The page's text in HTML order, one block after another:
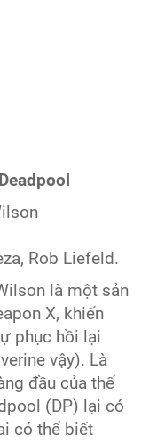
Rob Liefeld.
là một sản
X, khiến
phục hồi lại
vậy). Là
đầu của thế
(DP) lại có
có thể biết